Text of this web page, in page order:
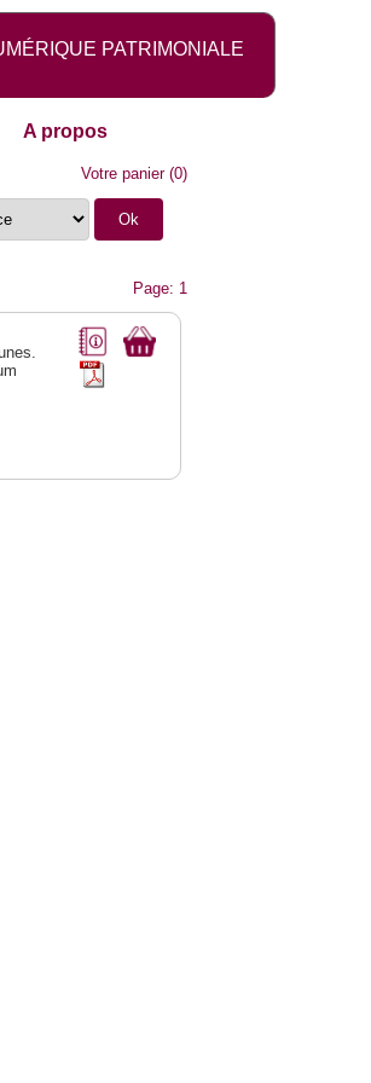
PATRIMONIALE
A propos
Votre panier(0)
Page: 1